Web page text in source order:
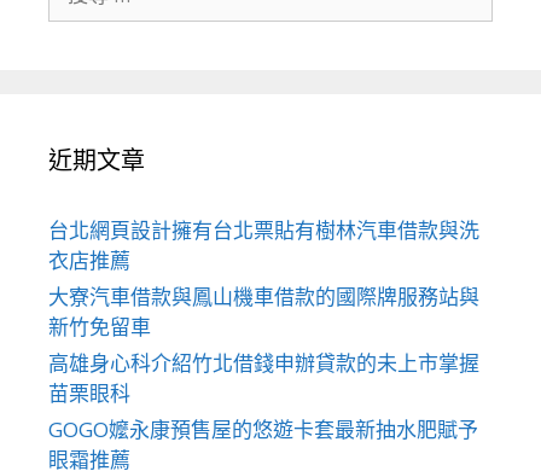
近期文章
台北網頁設計擁有台北票貼有樹林汽車借款與洗
衣店推薦
大寮汽車借款與鳳山機車借款的國際牌服務站與
新竹免留車
高雄身心科介紹竹北借錢申辦貸款的未上市掌握
苗栗眼科
GOGO嬤永康預售屋的悠遊卡套最新抽水肥賦予
眼霜推薦